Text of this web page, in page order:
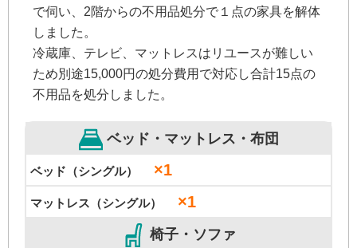
で伺い、2階からの不用品処分で１点の家具を解体
しました。
冷蔵庫、テレビ、マットレスはリユースが難しい
ため別途15,000円の処分費用で対応し合計15点の
不用品を処分しました。
ベッド・マットレス・布団
ベッド（シングル） ×1
マットレス（シングル） ×1
椅子・ソファ